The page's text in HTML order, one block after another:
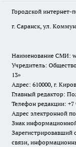
Городской интернет-
г. Саранск, ул.
Наименование СМИ:
Учредитель:
13»
Адрес: 610000, г.
Главный редактор:
Телефон редакции: +7
Адрес электронной
Знак
Зарегистрировавший
связи,